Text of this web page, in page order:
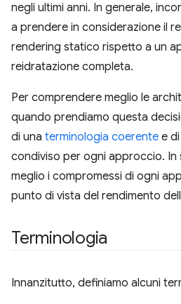
negli ultimi anni. In generale,
a prendere in considerazione il
rendering statico rispetto a un
reidratazione completa.
Per comprendere meglio le
quando prendiamo questa
di una terminologia coerente e
condiviso per ogni approccio. In
meglio i compromessi di ogni
punto di vista del rendimento
Terminologia
Innanzitutto, definiamo alcuni